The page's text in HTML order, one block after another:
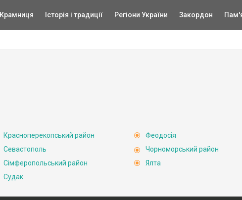
Крамниця Історія і традиції Регіони України Закордон
Красноперекопський район
Севастополь
Сімферопольський район
Судак
Феодосія
Чорноморський район
Ялта